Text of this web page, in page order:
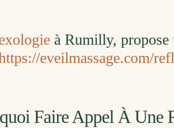
à Rumilly, propose
eveilmassage.com/
Faire Appel À Une